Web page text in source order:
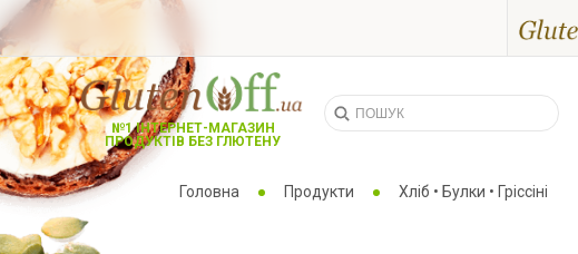
№1 ІНТЕРНЕТ-МАГАЗИН
ПРОДУКТІВ БЕЗ ГЛЮТЕНУ
Головна Продукти Хліб • Булки • Гріссіні